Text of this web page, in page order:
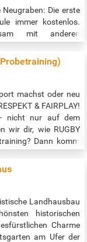
Neugraben: Die erste
immer kostenlos.
mit anderen
erarbeiten wir
von 6 - 18 Jahren
in den Ferien und
machst oder neu
& FAIRPLAY!
- nicht nur auf dem
wir dir, wie RUGBY
Dann komm'
Quelle:…
Landhausbau
historischen
Charme
am Ufer der